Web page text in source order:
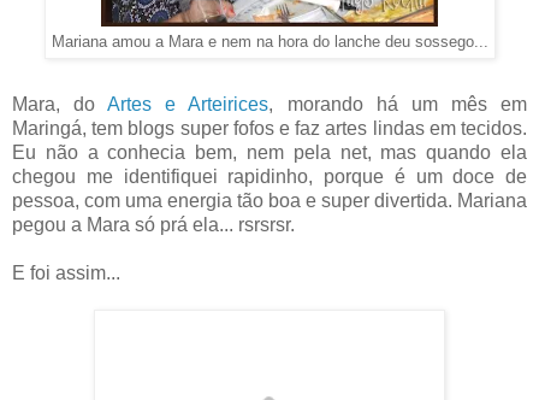
Mariana amou a Mara e nem na hora do lanche deu sossego...
Mara, doArtes e Arteirices, morando há um mês em
Maringá, tem blogs super fofos e faz artes lindas em tecidos.
Eu não a conhecia bem, nem pela net, mas quando ela
chegou me identifiquei rapidinho, porque é um doce de
pessoa, com uma energia tão boa e super divertida. Mariana
pegou a Mara só prá ela... rsrsrsr.
E foi assim...